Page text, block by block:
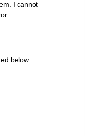
I cannot
below.